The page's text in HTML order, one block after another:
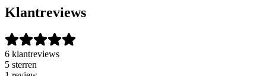
Klantreviews
6 klantreviews
5 sterren